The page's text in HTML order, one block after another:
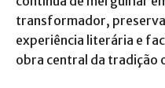
transformador,
experiência literária e
obra central da tradição